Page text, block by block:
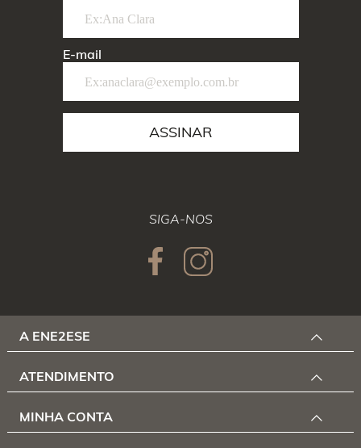
E-mail
ASSINAR
SIGA-NOS
A ENE2ESE
ATENDIMENTO
MINHA CONTA